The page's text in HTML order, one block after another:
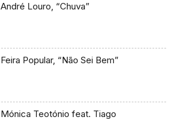
André Louro, “Chuva”
Feira Popular, “Não Sei Bem”
Mónica Teotónio feat. Tiago